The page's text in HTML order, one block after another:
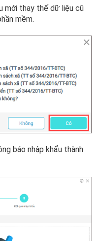
mới thay thế dữ liệu cũ
mềm.
báo nhập khẩu thành